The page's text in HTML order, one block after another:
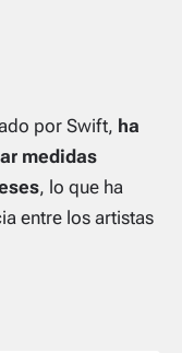
por Swift, ha
medidas
, lo que ha
entre los artistas